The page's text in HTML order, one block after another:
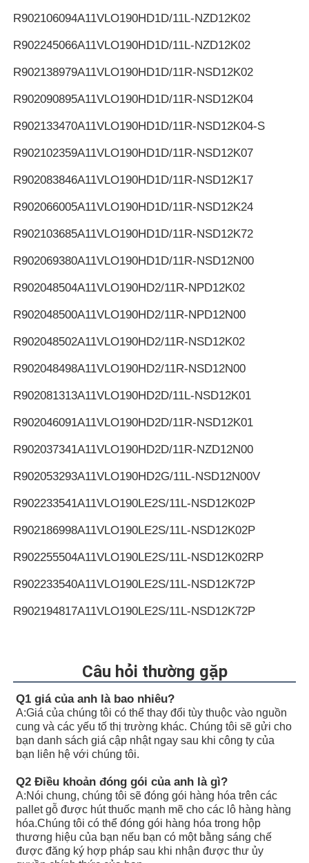
R902106094A11VLO190HD1D/11L-NZD12K02
R902245066A11VLO190HD1D/11L-NZD12K02
R902138979A11VLO190HD1D/11R-NSD12K02
R902090895A11VLO190HD1D/11R-NSD12K04
R902133470A11VLO190HD1D/11R-NSD12K04-S
R902102359A11VLO190HD1D/11R-NSD12K07
R902083846A11VLO190HD1D/11R-NSD12K17
R902066005A11VLO190HD1D/11R-NSD12K24
R902103685A11VLO190HD1D/11R-NSD12K72
R902069380A11VLO190HD1D/11R-NSD12N00
R902048504A11VLO190HD2/11R-NPD12K02
R902048500A11VLO190HD2/11R-NPD12N00
R902048502A11VLO190HD2/11R-NSD12K02
R902048498A11VLO190HD2/11R-NSD12N00
R902081313A11VLO190HD2D/11L-NSD12K01
R902046091A11VLO190HD2D/11R-NSD12K01
R902037341A11VLO190HD2D/11R-NZD12N00
R902053293A11VLO190HD2G/11L-NSD12N00V
R902233541A11VLO190LE2S/11L-NSD12K02P
R902186998A11VLO190LE2S/11L-NSD12K02P
R902255504A11VLO190LE2S/11L-NSD12K02RP
R902233540A11VLO190LE2S/11L-NSD12K72P
R902194817A11VLO190LE2S/11L-NSD12K72P
A11VLO190LE2S/11L-NTD12K02P
R902233884 A11VLO190LE2S/11L-NZD12K02H
R902106321A11VLO190LE2S/11L-NZD12K02H
R902198594A11VLO190LE2S/11L-NZD12K02H
R902255713A11VLO190LE2S/11L-NZD12K02P
R902225083A11VLO190LE2S/11L-NZD12K02P
Câu hỏi thường gặp
Q1 giá của anh là bao nhiêu?
A:Giá của chúng tôi có thể thay đổi tùy thuộc vào nguồn
cung và các yếu tố thị trường khác. Chúng tôi sẽ gửi cho
bạn danh sách giá cập nhật ngay sau khi công ty của
bạn liên hệ với chúng tôi.
Q2 Điều khoản đóng gói của anh là gì?
A:Nói chung, chúng tôi sẽ đóng gói hàng hóa trên các
pallet gỗ được hút thuốc mạnh mẽ cho các lô hàng hàng
hóa.Chúng tôi có thể đóng gói hàng hóa trong hộp
thương hiệu của bạn nếu bạn có một bằng sáng chế
được đăng ký hợp pháp sau khi nhận được thư ủy